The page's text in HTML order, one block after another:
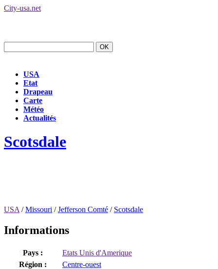
City-usa.net
USA
Etat
Drapeau
Carte
Météo
Actualités
Scotsdale
USA /Missouri /Jefferson Comté / Scotsdale
Informations
Pays :
Etats Unis d'Amerique
Région :
Centre-ouest